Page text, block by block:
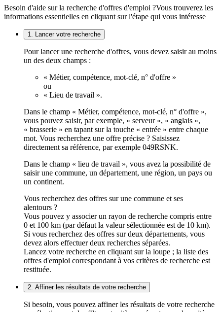
Besoin d'aide sur la recherche d'offres d'emploi ?Vous trouverez les
informations essentielles en cliquant sur l'étape qui vous intéresse
1. Lancer votre recherche
Pour lancer une recherche d'offres, vous devez saisir au moins
un des deux champs :
« Métier, compétence, mot-clé, n° d'offre »
ou
« Lieu de travail ».
Dans le champ « Métier, compétence, mot-clé, n° d'offre »,
vous pouvez saisir, par exemple, « serveur », « anglais »,
« brasserie » en tapant sur la touche « entrée » entre chaque
mot. Vous recherchez une offre précise ? Saisissez
directement sa référence, par exemple 049RSNK.
Dans le champ « lieu de travail », vous avez la possibilité de
saisir une commune, un département, une région, un pays ou
un continent.
Vous recherchez des offres sur une commune et ses
alentours ?
Vous pouvez y associer un rayon de recherche compris entre
0 et 100 km (par défaut la valeur sélectionnée est de 10 km).
Si vous recherchez des offres sur deux départements, vous
devez alors effectuer deux recherches séparées.
Lancez votre recherche en cliquant sur la loupe ; la liste des
offres d'emploi correspondant à vos critères de recherche est
restituée.
2. Affiner les résultats de votre recherche
Si besoin, vous pouvez affiner les résultats de votre recherche